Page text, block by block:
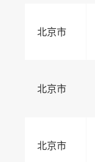
北京市
北京市
北京市